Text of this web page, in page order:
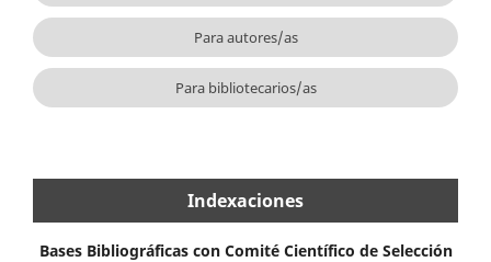
Para autores/as
Para bibliotecarios/as
Indexaciones
Bases Bibliográficas con Comité Científico de Selección